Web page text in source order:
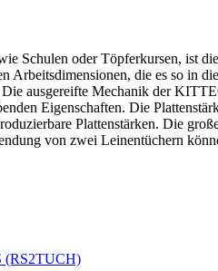
Schulen oder Töpferkursen,
die es so in
ausgereifte Mechanik der
Eigenschaften. Die
Plattenstärken. Die
von zwei Leinentüchern
(RS2TUCH)